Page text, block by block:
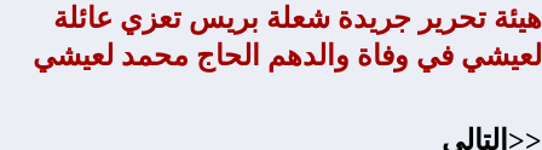
هيئة تحرير جريدة شعلة بريس تعزي عائلة
لعيشي في وفاة والدهم الحاج محمد لعيشي
<<التالي